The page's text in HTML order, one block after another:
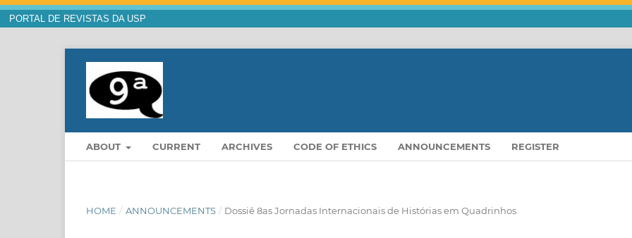
PORTAL DE REVISTAS DA USP
ABOUT CURRENT ARCHIVES CODE OF ETHICS ANNOUNCEMENTS REGISTER
HOME / ANNOUNCEMENTS / Dossiê 8as Jornadas Internacionais de Histórias em Quadrinhos